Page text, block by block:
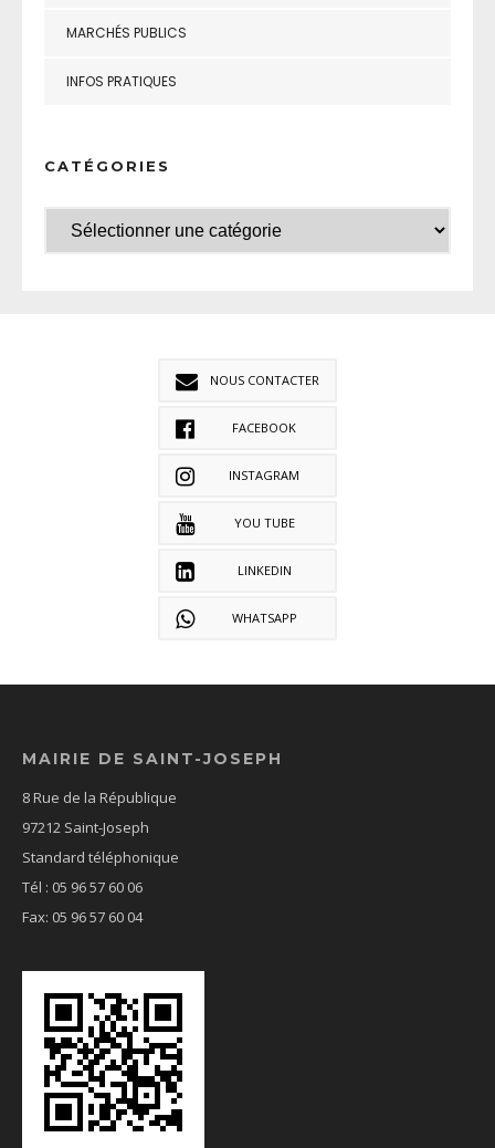
MARCHÉS PUBLICS
INFOS PRATIQUES
CATÉGORIES
NOUS CONTACTER
FACEBOOK
INSTAGRAM
YOU TUBE
LINKEDIN
WHATSAPP
MAIRIE DE SAINT-JOSEPH
8 Rue de la République
97212 Saint-Joseph
Standard téléphonique
Tél : 05 96 57 60 06
Fax: 05 96 57 60 04